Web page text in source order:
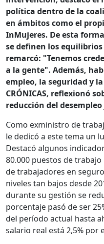
política dentro de la
en ámbitos como el
InMujeres. De esta
se definen los
remarcó: "Tenemos
a la gente". Además,
empleo, la seguridad y
CRÓNICAS, reflexionó
reducción del
Como exministro de
le dedicó a este tema un
Destacó algunos
80.000 puestos de
de trabajadores en
niveles tan bajos desde
durante su gestión se
porcentaje pasó de ser
del período actual hasta
salario real está 2,5% por